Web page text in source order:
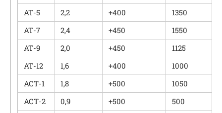
АТ-5
2,2 +400
1350
АТ-7
2,4 +450
1550
АТ-9
2,0 +450
1125
АТ-12
1,6 +400
1000
АСТ-1
1,8 +500
1050
АСТ-2
0,9 +500
500